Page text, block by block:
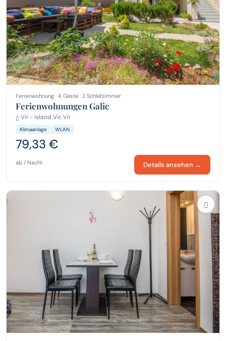
Ferienwohnung · 4 Gäste · 2 Schlafzimmer
Ferienwohnungen Galic
Vir - island Vir, Vir
Klimaanlage WLAN
79,33 €
ab / Nacht Details ansehen →